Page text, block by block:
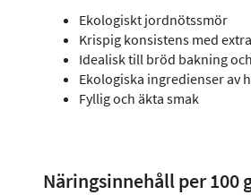
Ekologiskt jordnötssmör
Krispig konsistens med
Idealisk till bröd bakning
Ekologiska ingredienser av
Fyllig och äkta smak
Näringsinnehåll per 100